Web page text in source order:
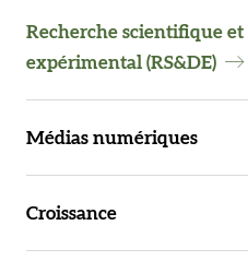
Recherche scientifique
expérimental (RS&DE)
Médias numériques
Croissance